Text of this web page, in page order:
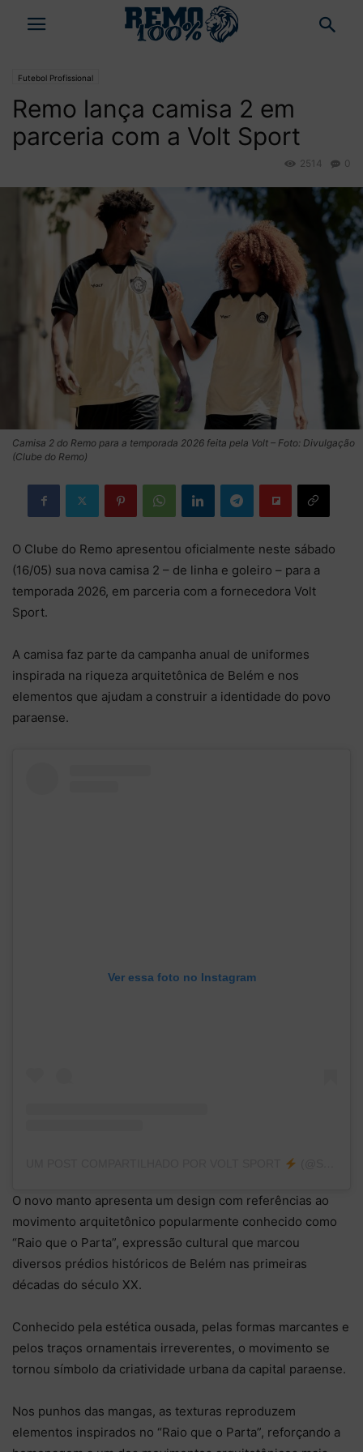
Futebol Profissional
Remo lança camisa 2 em
parceria com a Volt Sport
0
2514
Camisa 2 do Remo para a temporada 2026 feita pela Volt – Foto: Divulgação
(Clube do Remo)
O Clube do Remo apresentou oficialmente neste sábado
(16/05) sua nova camisa 2 – de linha e goleiro – para a
temporada 2026, em parceria com a fornecedora Volt
Sport.
A camisa faz parte da campanha anual de uniformes
inspirada na riqueza arquitetônica de Belém e nos
elementos que ajudam a construir a identidade do povo
paraense.
Ver essa foto no Instagram
O novo manto apresenta um design com referências ao
movimento arquitetônico popularmente conhecido como
“Raio que o Parta”, expressão cultural que marcou
diversos prédios históricos de Belém nas primeiras
décadas do século XX.
Conhecido pela estética ousada, pelas formas marcantes e
pelos traços ornamentais irreverentes, o movimento se
tornou símbolo da criatividade urbana da capital paraense.
Nos punhos das mangas, as texturas reproduzem
elementos inspirados no “Raio que o Parta”, reforçando a